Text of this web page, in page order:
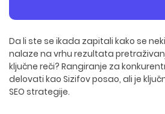
Da li ste se ikada zapitali kako se
nalaze na vrhu rezultata
ključne reči? Rangiranje za
delovati kao Sizifov posao, ali je
SEO strategije.